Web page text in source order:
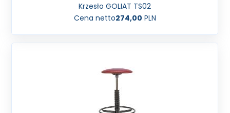
Krzesło GOLIAT TS02
Cena netto274,00 PLN